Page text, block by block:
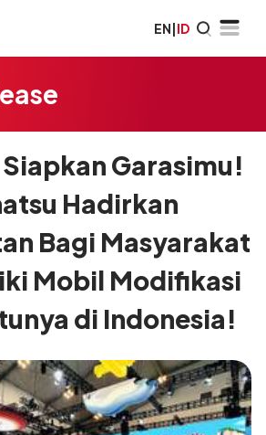
EN|ID
Garasimu!
Hadirkan
Bagi Masyarakat
Mobil Modifikasi
di Indonesia!